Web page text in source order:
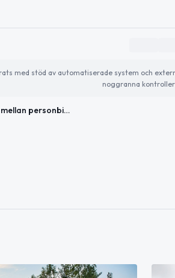
med stöd av automatiserade system och
noggranna
Trafikolycka mellan personbil och mopedbil i Kiruna – inga rapporterade skador